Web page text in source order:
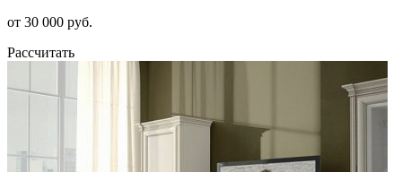
от 30 000 руб.
Рассчитать